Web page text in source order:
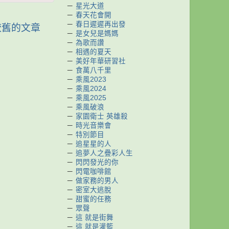
的文章
－ 星光大道
－ 春天花會開
－ 春日遲遲再出發
－ 是女兒是媽媽
－ 為歌而讚
－ 相遇的夏天
－ 美好年華研習社
－ 食萬八千里
－ 乘風2023
－ 乘風2024
－ 乘風2025
－ 乘風破浪
－ 家園衛士 英雄殺
－ 時光音樂會
－ 特別節目
－ 追星星的人
－ 追夢人之疊彩人生
－ 閃閃發光的你
－ 閃電咖啡館
－ 做家務的男人
－ 密室大逃脫
－ 甜蜜的任務
－ 眾聲
－ 這 就是街舞
－ 這 就是灌籃